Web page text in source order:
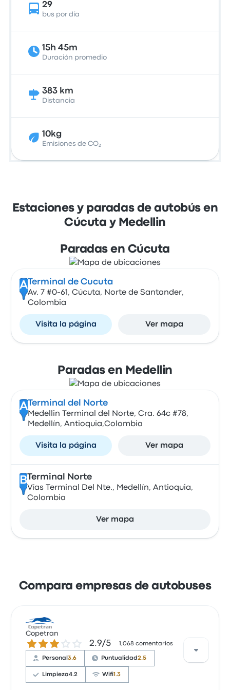
29
bus por día
15h 45m
Duración promedio
383 km
Distancia
10kg
Emisiones de CO₂
Estaciones y paradas de autobús en
Cúcuta y Medellin
Paradas en Cúcuta
A Terminal de Cucuta
Av. 7 #0-61, Cúcuta, Norte de Santander,
Colombia
Visita la página Ver mapa
Paradas en Medellin
A Terminal del Norte
Medellin Terminal del Norte, Cra. 64c #78,
Medellín, Antioquia,Colombia
Visita la página Ver mapa
B Terminal Norte
Vías Terminal Del Nte., Medellín, Antioquia,
Colombia
Ver mapa
Compara empresas de autobuses
Copetran
2.9 de 5 estrellas2.9/5 1,068 comentarios
Personal3.6 Puntualidad2.5
Limpieza4.2 Wifi1.3